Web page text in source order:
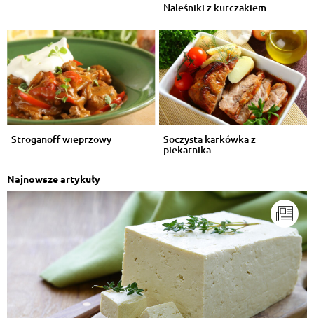
Naleśniki z kurczakiem
Stroganoff wieprzowy Soczysta karkówka z
piekarnika
Najnowsze artykuły